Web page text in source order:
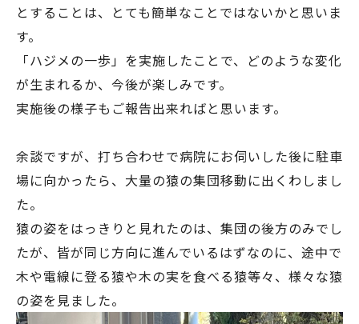
とすることは、とても簡単なことではないかと思いま
す。
「ハジメの一歩」を実施したことで、どのような変化
が生まれるか、今後が楽しみです。
実施後の様子もご報告出来ればと思います。
余談ですが、打ち合わせで病院にお伺いした後に駐車
場に向かったら、大量の猿の集団移動に出くわしまし
た。
猿の姿をはっきりと見れたのは、集団の後方のみでし
たが、皆が同じ方向に進んでいるはずなのに、途中で
木や電線に登る猿や木の実を食べる猿等々、様々な猿
の姿を見ました。